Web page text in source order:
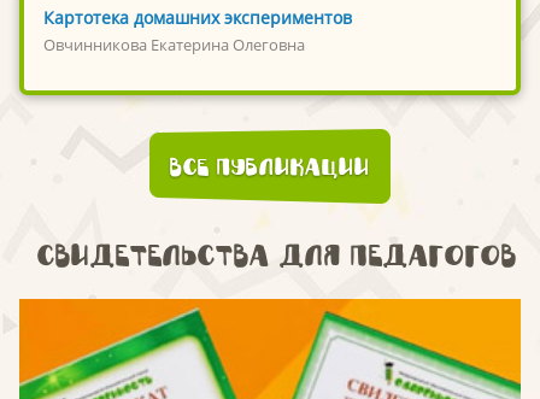
Картотека домашних экспериментов
Овчинникова Екатерина Олеговна
Все публикации
Свидетельства для педагогов